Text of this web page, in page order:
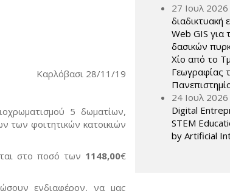
Καρλόβασι 28/11/19
5 δωματίων,
των φοιτητικών κατοικιών
στο ποσό των 1148,00€
ενδιαφέρον, να μας
27 Ιουλ 2026
διαδικτυακή
Web GIS για
δασικών
Χίο από το
Γεωγραφίας
24 Ιουλ 2026
Digital
STEM
by Artificial